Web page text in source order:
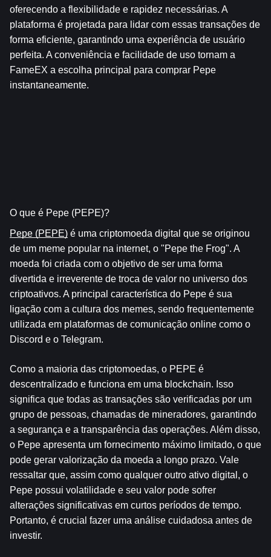
oferecendo a flexibilidade e rapidez necessárias. A
plataforma é projetada para lidar com essas transações de
forma eficiente, garantindo uma experiência de usuário
perfeita. A conveniência e facilidade de uso tornam a
FameEX a escolha principal para comprar Pepe
instantaneamente.
O que é Pepe (PEPE)?
Pepe (PEPE) é uma criptomoeda digital que se originou
de um meme popular na internet, o "Pepe the Frog". A
moeda foi criada com o objetivo de ser uma forma
divertida e irreverente de troca de valor no universo dos
criptoativos. A principal característica do Pepe é sua
ligação com a cultura dos memes, sendo frequentemente
utilizada em plataformas de comunicação online como o
Discord e o Telegram.
Como a maioria das criptomoedas, o PEPE é
descentralizado e funciona em uma blockchain. Isso
significa que todas as transações são verificadas por um
grupo de pessoas, chamadas de mineradores, garantindo
a segurança e a transparência das operações. Além disso,
o Pepe apresenta um fornecimento máximo limitado, o que
pode gerar valorização da moeda a longo prazo. Vale
ressaltar que, assim como qualquer outro ativo digital, o
Pepe possui volatilidade e seu valor pode sofrer
alterações significativas em curtos períodos de tempo.
Portanto, é crucial fazer uma análise cuidadosa antes de
investir.